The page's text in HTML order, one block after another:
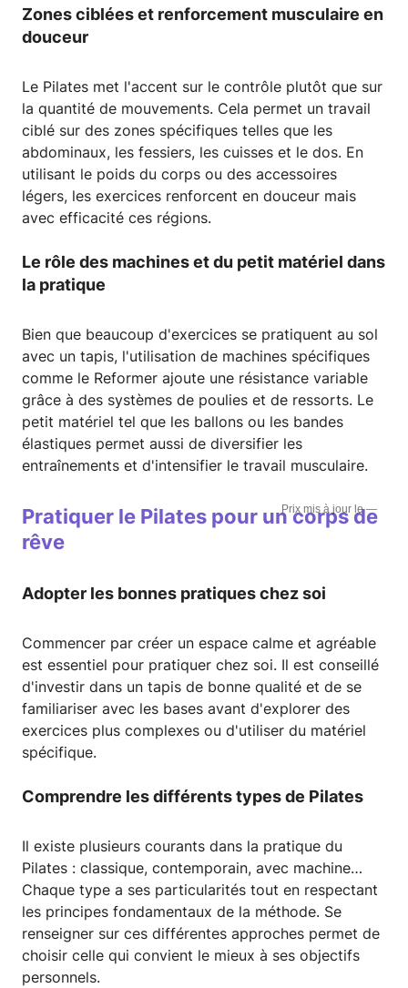
Zones ciblées et renforcement musculaire en
douceur
Le Pilates met l'accent sur le contrôle plutôt que sur
la quantité de mouvements. Cela permet un travail
ciblé sur des zones spécifiques telles que les
abdominaux, les fessiers, les cuisses et le dos. En
utilisant le poids du corps ou des accessoires
légers, les exercices renforcent en douceur mais
avec efficacité ces régions.
Le rôle des machines et du petit matériel dans
la pratique
Bien que beaucoup d'exercices se pratiquent au sol
avec un tapis, l'utilisation de machines spécifiques
comme le Reformer ajoute une résistance variable
grâce à des systèmes de poulies et de ressorts. Le
petit matériel tel que les ballons ou les bandes
élastiques permet aussi de diversifier les
entraînements et d'intensifier le travail musculaire.
—
Pratiquer le Pilates pour un corps de
rêve
Adopter les bonnes pratiques chez soi
Commencer par créer un espace calme et agréable
est essentiel pour pratiquer chez soi. Il est conseillé
d'investir dans un tapis de bonne qualité et de se
familiariser avec les bases avant d'explorer des
exercices plus complexes ou d'utiliser du matériel
spécifique.
Comprendre les différents types de Pilates
Il existe plusieurs courants dans la pratique du
Pilates : classique, contemporain, avec machine…
Chaque type a ses particularités tout en respectant
les principes fondamentaux de la méthode. Se
renseigner sur ces différentes approches permet de
choisir celle qui convient le mieux à ses objectifs
personnels.